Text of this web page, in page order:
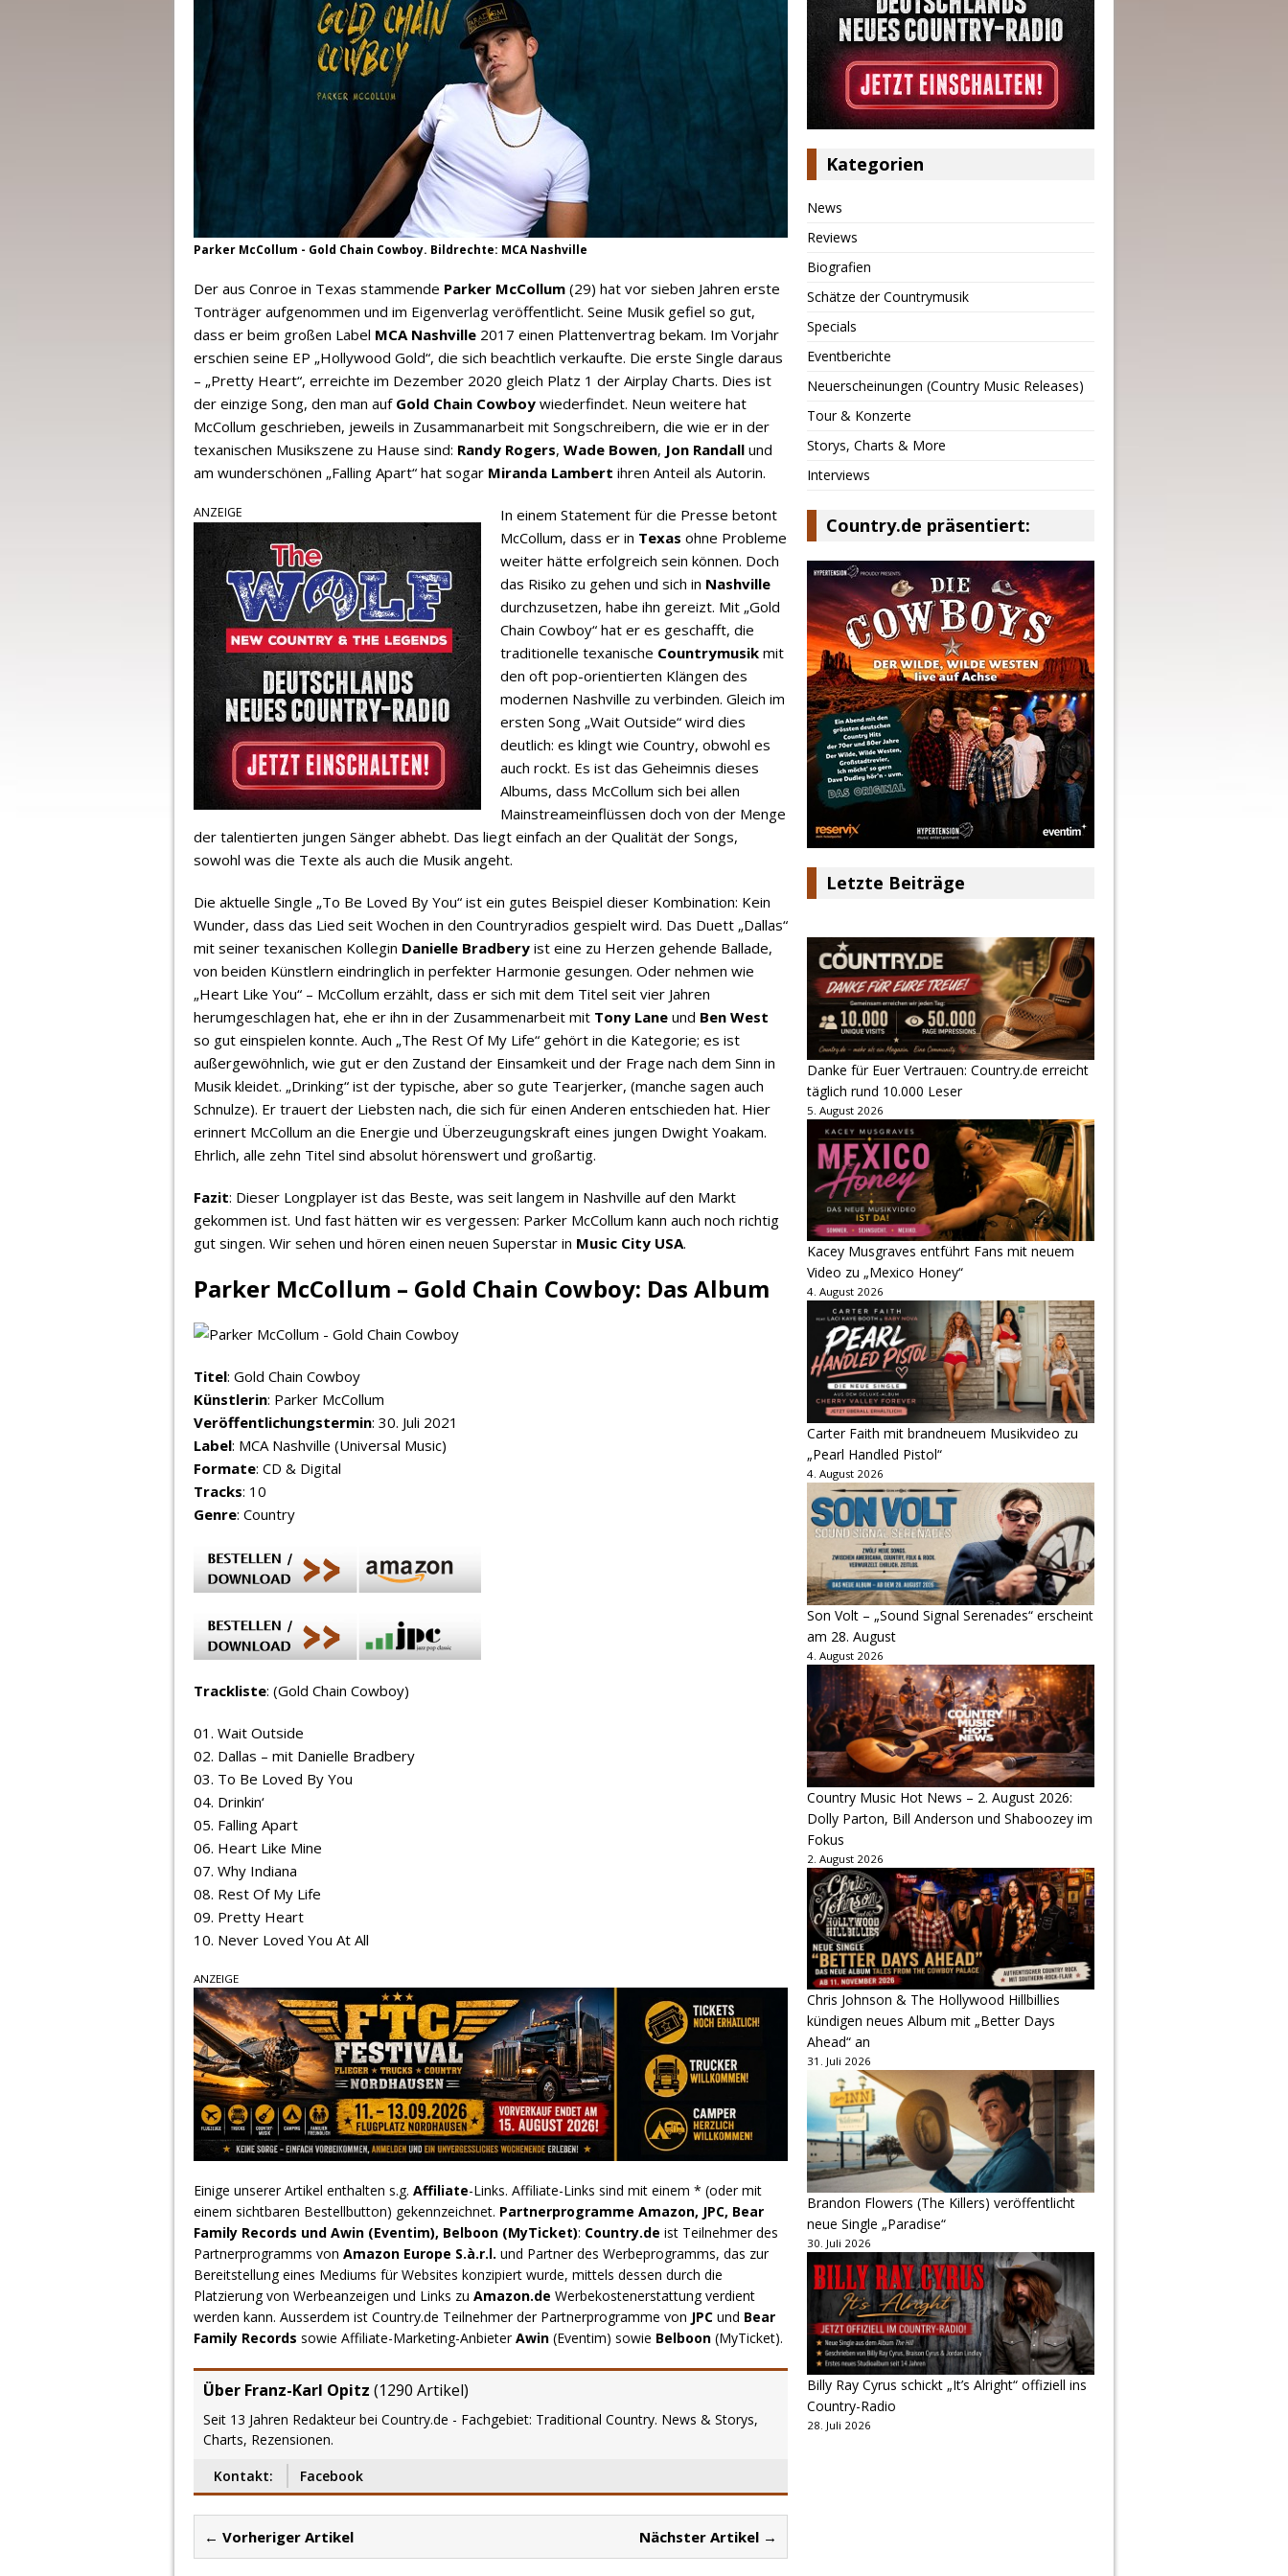
Parker McCollum - Gold Chain Cowboy. Bildrechte: MCA Nashville
Der aus Conroe in Texas stammende Parker McCollum (29) hat vor sieben Jahren erste
Tonträger aufgenommen und im Eigenverlag veröffentlicht. Seine Musik gefiel so gut,
dass er beim großen Label MCA Nashville 2017 einen Plattenvertrag bekam. Im Vorjahr
erschien seine EP „Hollywood Gold“, die sich beachtlich verkaufte. Die erste Single daraus
– „Pretty Heart“, erreichte im Dezember 2020 gleich Platz 1 der Airplay Charts. Dies ist
der einzige Song, den man auf Gold Chain Cowboy wiederfindet. Neun weitere hat
McCollum geschrieben, jeweils in Zusammanarbeit mit Songschreibern, die wie er in der
texanischen Musikszene zu Hause sind: Randy Rogers, Wade Bowen, Jon Randall und
am wunderschönen „Falling Apart“ hat sogar Miranda Lambert ihren Anteil als Autorin.
ANZEIGE
In einem Statement für die Presse betont
McCollum, dass er in Texas ohne Probleme
weiter hätte erfolgreich sein können. Doch
das Risiko zu gehen und sich in Nashville
durchzusetzen, habe ihn gereizt. Mit „Gold
Chain Cowboy“ hat er es geschafft, die
traditionelle texanische Countrymusik mit
den oft pop-orientierten Klängen des
modernen Nashville zu verbinden. Gleich im
ersten Song „Wait Outside“ wird dies
deutlich: es klingt wie Country, obwohl es
auch rockt. Es ist das Geheimnis dieses
Albums, dass McCollum sich bei allen
Mainstreameinflüssen doch von der Menge
der talentierten jungen Sänger abhebt. Das liegt einfach an der Qualität der Songs,
sowohl was die Texte als auch die Musik angeht.
Die aktuelle Single „To Be Loved By You“ ist ein gutes Beispiel dieser Kombination: Kein
Wunder, dass das Lied seit Wochen in den Countryradios gespielt wird. Das Duett „Dallas“
mit seiner texanischen Kollegin Danielle Bradbery ist eine zu Herzen gehende Ballade,
von beiden Künstlern eindringlich in perfekter Harmonie gesungen. Oder nehmen wie
„Heart Like You“ – McCollum erzählt, dass er sich mit dem Titel seit vier Jahren
herumgeschlagen hat, ehe er ihn in der Zusammenarbeit mit Tony Lane und Ben West
so gut einspielen konnte. Auch „The Rest Of My Life“ gehört in die Kategorie; es ist
außergewöhnlich, wie gut er den Zustand der Einsamkeit und der Frage nach dem Sinn in
Musik kleidet. „Drinking“ ist der typische, aber so gute Tearjerker, (manche sagen auch
Schnulze). Er trauert der Liebsten nach, die sich für einen Anderen entschieden hat. Hier
erinnert McCollum an die Energie und Überzeugungskraft eines jungen Dwight Yoakam.
Ehrlich, alle zehn Titel sind absolut hörenswert und großartig.
Fazit: Dieser Longplayer ist das Beste, was seit langem in Nashville auf den Markt
gekommen ist. Und fast hätten wir es vergessen: Parker McCollum kann auch noch richtig
gut singen. Wir sehen und hören einen neuen Superstar in Music City USA.
Parker McCollum – Gold Chain Cowboy: Das Album
Titel: Gold Chain Cowboy
Künstlerin: Parker McCollum
Veröffentlichungstermin: 30. Juli 2021
Label: MCA Nashville (Universal Music)
Formate: CD & Digital
Tracks: 10
Genre: Country
Trackliste: (Gold Chain Cowboy)
01. Wait Outside
02. Dallas – mit Danielle Bradbery
03. To Be Loved By You
04. Drinkin‘
05. Falling Apart
06. Heart Like Mine
07. Why Indiana
08. Rest Of My Life
09. Pretty Heart
10. Never Loved You At All
ANZEIGE
Einige unserer Artikel enthalten s.g. Affiliate-Links. Affiliate-Links sind mit einem * (oder mit
einem sichtbaren Bestellbutton) gekennzeichnet. Partnerprogramme Amazon, JPC, Bear
Family Records und Awin (Eventim), Belboon (MyTicket): Country.de ist Teilnehmer des
Partnerprogramms von Amazon Europe S.à.r.l. und Partner des Werbeprogramms, das zur
Bereitstellung eines Mediums für Websites konzipiert wurde, mittels dessen durch die
Platzierung von Werbeanzeigen und Links zu Amazon.de Werbekostenerstattung verdient
werden kann. Ausserdem ist Country.de Teilnehmer der Partnerprogramme von JPC und Bear
Family Records sowie Affiliate-Marketing-AnbieterAwin (Eventim) sowie Belboon (MyTicket).
Über Franz-Karl Opitz (1290 Artikel)
Seit 13 Jahren Redakteur bei Country.de - Fachgebiet: Traditional Country. News & Storys,
Charts, Rezensionen.
Kontakt:
Facebook
← Vorheriger Artikel Nächster Artikel →
Kategorien
News
Reviews
Biografien
Schätze der Countrymusik
Specials
Eventberichte
Neuerscheinungen (Country Music Releases)
Tour & Konzerte
Storys, Charts & More
Interviews
Country.de präsentiert:
Letzte Beiträge
Danke für Euer Vertrauen: Country.de erreicht
täglich rund 10.000 Leser
5. August 2026
Kacey Musgraves entführt Fans mit neuem
Video zu „Mexico Honey“
4. August 2026
Carter Faith mit brandneuem Musikvideo zu
„Pearl Handled Pistol“
4. August 2026
Son Volt – „Sound Signal Serenades“ erscheint
am 28. August
4. August 2026
Country Music Hot News – 2. August 2026:
Dolly Parton, Bill Anderson und Shaboozey im
Fokus
2. August 2026
Chris Johnson & The Hollywood Hillbillies
kündigen neues Album mit „Better Days
Ahead“ an
31. Juli 2026
Brandon Flowers (The Killers) veröffentlicht
neue Single „Paradise“
30. Juli 2026
Billy Ray Cyrus schickt „It’s Alright“ offiziell ins
Country-Radio
28. Juli 2026